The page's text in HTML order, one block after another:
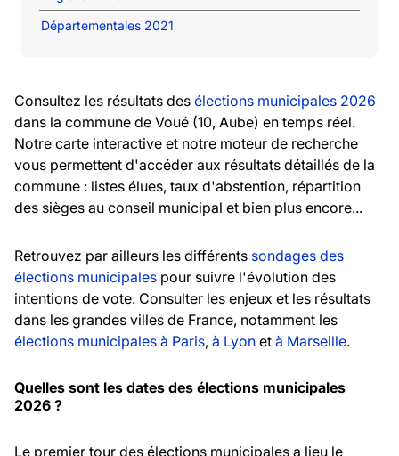
Départementales 2021
Consultez les résultats des élections municipales 2026
dans la commune de Voué (10, Aube) en temps réel.
Notre carte interactive et notre moteur de recherche
vous permettent d'accéder aux résultats détaillés de la
commune : listes élues, taux d'abstention, répartition
des sièges au conseil municipal et bien plus encore...
Retrouvez par ailleurs les différents sondages des
élections municipales pour suivre l'évolution des
intentions de vote. Consulter les enjeux et les résultats
dans les grandes villes de France, notamment les
élections municipales à Paris, à Lyon et à Marseille.
Quelles sont les dates des élections municipales
2026 ?
Le premier tour des élections municipales a lieu le